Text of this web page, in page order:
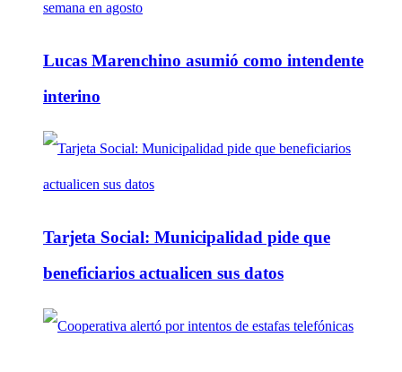
Lucas Marenchino asumió como intendente
interino
Tarjeta Social: Municipalidad pide que
beneficiarios actualicen sus datos